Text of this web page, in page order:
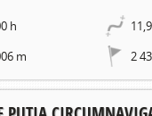
h
m
2